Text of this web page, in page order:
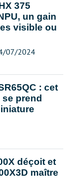
375
un gain
visible ou
07/2024
: cet
prend
déçoit et
maître